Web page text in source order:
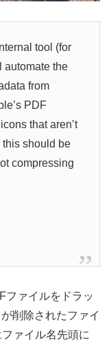
tool (for
automate the
from
PDF
that aren’t
this should be
compressing
ァイルをドラッ
削除されたファイ
ァイル名先頭に